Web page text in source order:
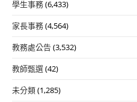
學生事務(6,433)
家長事務(4,564)
教務處公告(3,532)
教師甄選(42)
未分類(1,285)